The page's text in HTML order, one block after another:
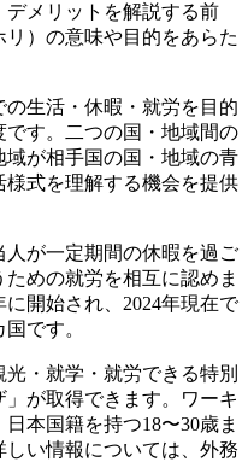
デメリットを解説する前
）の意味や目的をあらた
生活・休暇・就労を目的
す。二つの国・地域間の
が相手国の国・地域の青
式を理解する機会を提供
が一定期間の休暇を過ご
めの就労を相互に認めま
開始され、2024年現在で
です。
・就学・就労できる特別
が取得できます。ワーキ
本国籍を持つ18〜30歳ま
い情報については、外務